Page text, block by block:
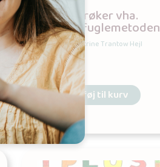
Plus af brøker vha.
sommerfuglemetoden
– plakat
Udgives af: Katrine Trantow Hejl
15,00kr
Tilføj til kurv